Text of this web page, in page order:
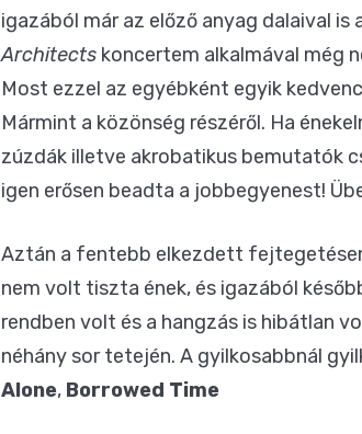
igazából már az előző anyag dalaival
Architects koncertem alkalmával még
Most ezzel az egyébként egyik
Mármint a közönség részéről. Ha
zúzdák illetve akrobatikus bemutatók
igen erősen beadta a jobbegyenest!
Aztán a fentebb elkezdett
nem volt tiszta ének, és igazából
rendben volt és a hangzás is hibátlan
néhány sor tetején. A gyilkosabbnál
Alone, Borrowed Time